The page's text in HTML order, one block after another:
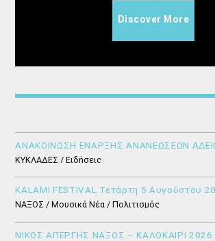
Discover More
ΑΝΑΚΟΙΝΩΣΗ ΕΝΑΡΞΗΣ ΑΝΑΝΕΩΣΕΩΝ
ΚΥΚΛΑΔΕΣ / Ειδήσεις
KALAMI FESTIVAL Τετάρτη 5 Αυγούστου
ΝΑΞΟΣ / Μουσικά Νέα / Πολιτισμός
ΝΙΚΟΣ ΑΠΕΡΓΗΣ ΝΑΞΟΣ – ΚΑΛΟΚΑΙΡΙ 2026